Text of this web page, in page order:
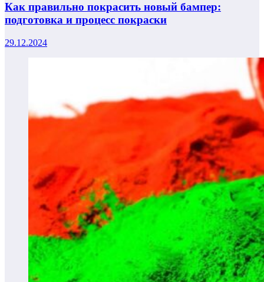
Как правильно покрасить новый бампер:
подготовка и процесс покраски
29.12.2024